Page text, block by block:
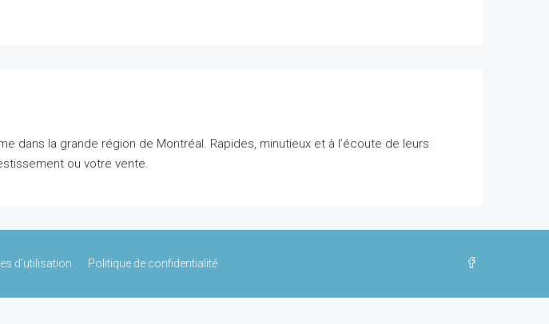
la grande région de Montréal. Rapides, minutieux et à l’écoute de leurs
ou votre vente.
d’utilisation Politique de confidentialité